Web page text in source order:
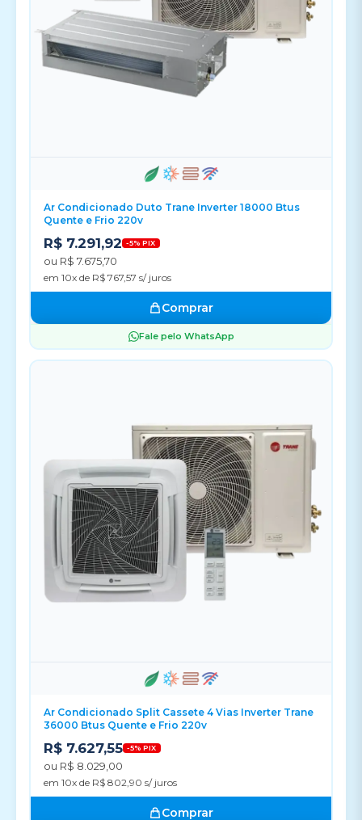
Ar Condicionado Duto Trane Inverter 18000 Btus
Quente e Frio 220v
R$ 7.291,92 -5% PIX
ou R$ 7.675,70
em 10x de R$ 767,57 s/ juros
Comprar
Fale pelo WhatsApp
Ar Condicionado Split Cassete 4 Vias Inverter Trane
36000 Btus Quente e Frio 220v
R$ 7.627,55 -5% PIX
ou R$ 8.029,00
em 10x de R$ 802,90 s/ juros
Comprar